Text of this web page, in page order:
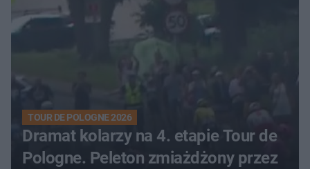
TOUR DE POLOGNE 2026
Dramat kolarzy na 4. etapie Tour de
Pologne. Peleton zmiażdżony przez